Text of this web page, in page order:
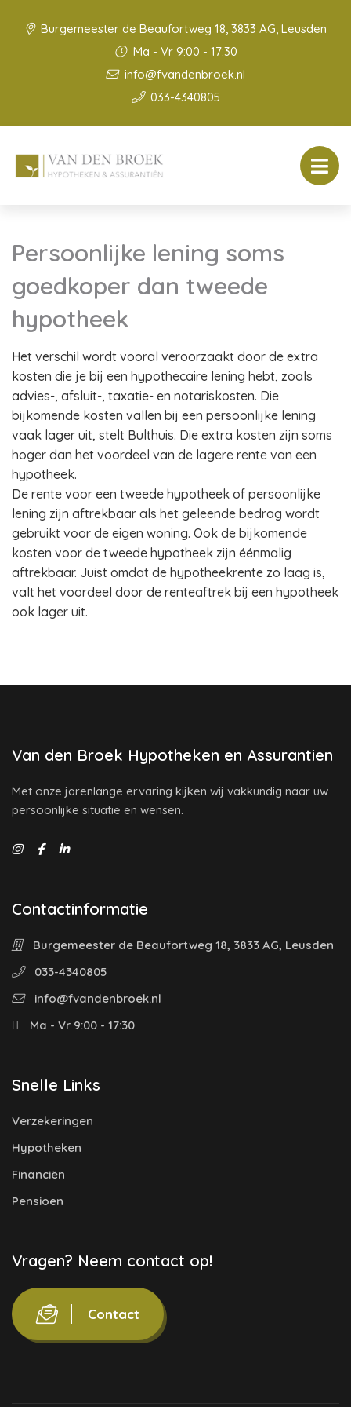
Burgemeester de Beaufortweg 18, 3833 AG, Leusden
Ma - Vr 9:00 - 17:30
info@fvandenbroek.nl
033-4340805
Persoonlijke lening soms
goedkoper dan tweede
hypotheek
Het verschil wordt vooral veroorzaakt door de extra
kosten die je bij een hypothecaire lening hebt, zoals
advies-, afsluit-, taxatie- en notariskosten. Die
bijkomende kosten vallen bij een persoonlijke lening
vaak lager uit, stelt Bulthuis. Die extra kosten zijn soms
hoger dan het voordeel van de lagere rente van een
hypotheek.
De rente voor een tweede hypotheek of persoonlijke
lening zijn aftrekbaar als het geleende bedrag wordt
gebruikt voor de eigen woning. Ook de bijkomende
kosten voor de tweede hypotheek zijn éénmalig
aftrekbaar. Juist omdat de hypotheekrente zo laag is,
valt het voordeel door de renteaftrek bij een hypotheek
ook lager uit.
Van den Broek Hypotheken en Assurantien
Met onze jarenlange ervaring kijken wij vakkundig naar uw
persoonlijke situatie en wensen.
Contactinformatie
Burgemeester de Beaufortweg 18, 3833 AG, Leusden
033-4340805
info@fvandenbroek.nl
Ma - Vr 9:00 - 17:30
Snelle Links
Verzekeringen
Hypotheken
Financiën
Pensioen
Vragen? Neem contact op!
Contact